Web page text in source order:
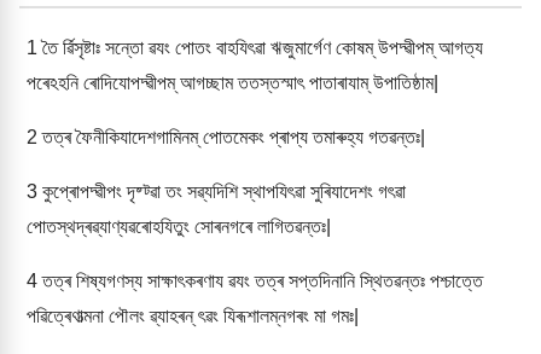
1তৈ ৰ্ৱিসৃষ্টাঃ সন্তো ৱযং পোতং বাহযিৎৱা ঋজুমাৰ্গেণ কোষম্ উপদ্ৱীপম্ আগত্য
পৰেঽহনি ৰোদিযোপদ্ৱীপম্ আগচ্ছাম ততস্তস্মাৎ পাতাৰাযাম্ উপাতিষ্ঠাম|
2 তত্ৰ ফৈনীকিযাদেশগামিনম্ পোতমেকং প্ৰাপ্য তমাৰুহ্য গতৱন্তঃ|
3 কুপ্ৰোপদ্ৱীপং দৃষ্ট্ৱা তং সৱ্যদিশি স্থাপযিৎৱা সুৰিযাদেশং গৎৱা
পোতস্থদ্ৰৱ্যাণ্যৱৰোহযিতুং সোৰনগৰে লাগিতৱন্তঃ|
4তত্ৰ শিষ্যগণস্য সাক্ষাৎকৰণায ৱযং তত্ৰ সপ্তদিনানি স্থিতৱন্তঃ পশ্চাত্তে
পৱিত্ৰেণাত্মনা পৌলং ৱ্যাহৰন্ ৎৱং যিৰূশালম্নগৰং মা গমঃ|